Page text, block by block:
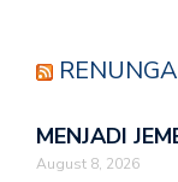
MENJADI
August 8, 2026